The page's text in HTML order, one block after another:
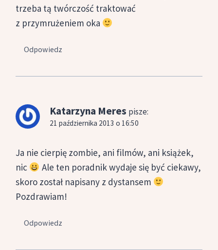
trzeba tą twórczość traktować
z przymrużeniem oka
Odpowiedz
Katarzyna Meres pisze:
21 października 2013 o 16:50
Ja nie cierpię zombie, ani filmów, ani książek,
nic
Ale ten poradnik wydaje się być ciekawy,
skoro został napisany z dystansem
Pozdrawiam!
Odpowiedz